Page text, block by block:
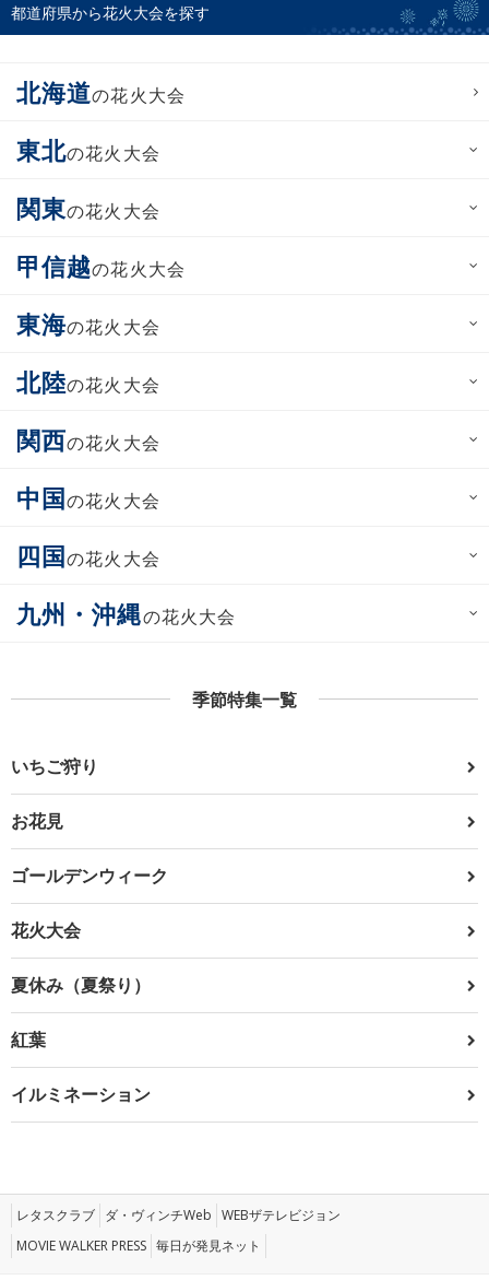
都道府県から花火大会を探す
北海道の花火大会
東北の花火大会
関東の花火大会
甲信越の花火大会
東海の花火大会
北陸の花火大会
関西の花火大会
中国の花火大会
四国の花火大会
九州・沖縄の花火大会
季節特集一覧
いちご狩り
お花見
ゴールデンウィーク
花火大会
夏休み（夏祭り）
紅葉
イルミネーション
レタスクラブ ダ・ヴィンチWeb WEBザテレビジョン
MOVIE WALKER PRESS 毎日が発見ネット